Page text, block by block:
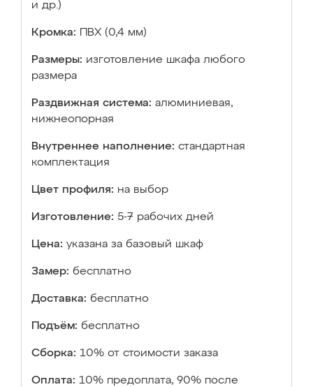
и др.)
Кромка: ПВХ (0,4 мм)
Размеры: изготовление шкафа любого
размера
Раздвижная система: алюминиевая,
нижнеопорная
Внутреннее наполнение: стандартная
комплектация
Цвет профиля: на выбор
Изготовление: 5-7 рабочих дней
Цена: указана за базовый шкаф
Замер: бесплатно
Доставка: бесплатно
Подъём: бесплатно
Сборка: 10% от стоимости заказа
Оплата: 10% предоплата, 90% после